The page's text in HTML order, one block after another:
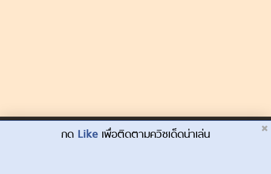
Dek-D.com ใช้คุกกี้เพื่อพัฒนาประสบการณ์ของ
กด Like เพื่อติดตามควิซเด็ดน่าเล่น